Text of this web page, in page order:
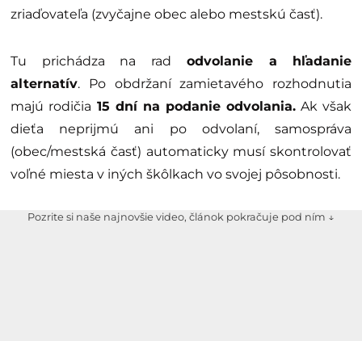
zriaďovateľa (zvyčajne obec alebo mestskú časť).
Tu prichádza na rad odvolanie a hľadanie
alternatív. Po obdržaní zamietavého rozhodnutia
majú rodičia 15 dní na podanie odvolania. Ak však
dieťa neprijmú ani po odvolaní, samospráva
(obec/mestská časť) automaticky musí skontrolovať
voľné miesta v iných škôlkach vo svojej pôsobnosti.
Pozrite si naše najnovšie video, článok pokračuje pod ním ↓